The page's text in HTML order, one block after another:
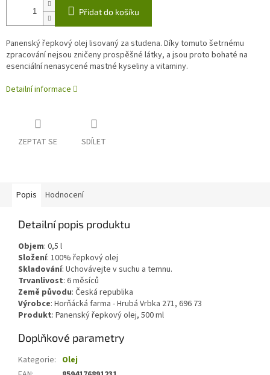
Přidat do košíku
Panenský řepkový olej lisovaný za studena. Díky tomuto šetrnému
zpracování nejsou zničeny prospěšné látky, a jsou proto bohaté na
esenciální nenasycené mastné kyseliny a vitaminy.
Detailní informace
ZEPTAT SE SDÍLET
Popis Hodnocení
Detailní popis produktu
Objem: 0,5 l
Složení: 100% řepkový olej
Skladování: Uchovávejte v suchu a temnu.
Trvanlivost: 6 měsíců
Země původu: Česká republika
Výrobce: Horňácká farma - Hrubá Vrbka 271, 696 73
Produkt: Panenský řepkový olej, 500 ml
Doplňkové parametry
Kategorie: Olej